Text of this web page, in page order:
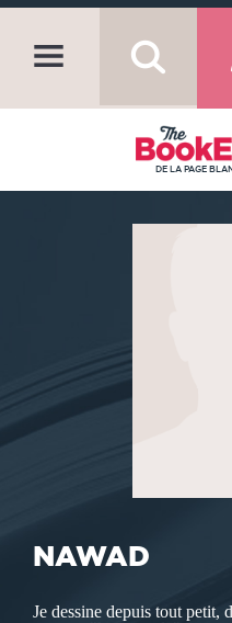
DE LA PAGE
NAWAD
Je dessine depuis tout petit,